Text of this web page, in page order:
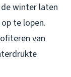
winter laten
te lopen.
van